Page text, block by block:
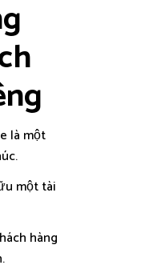
là một
một tài
hàng